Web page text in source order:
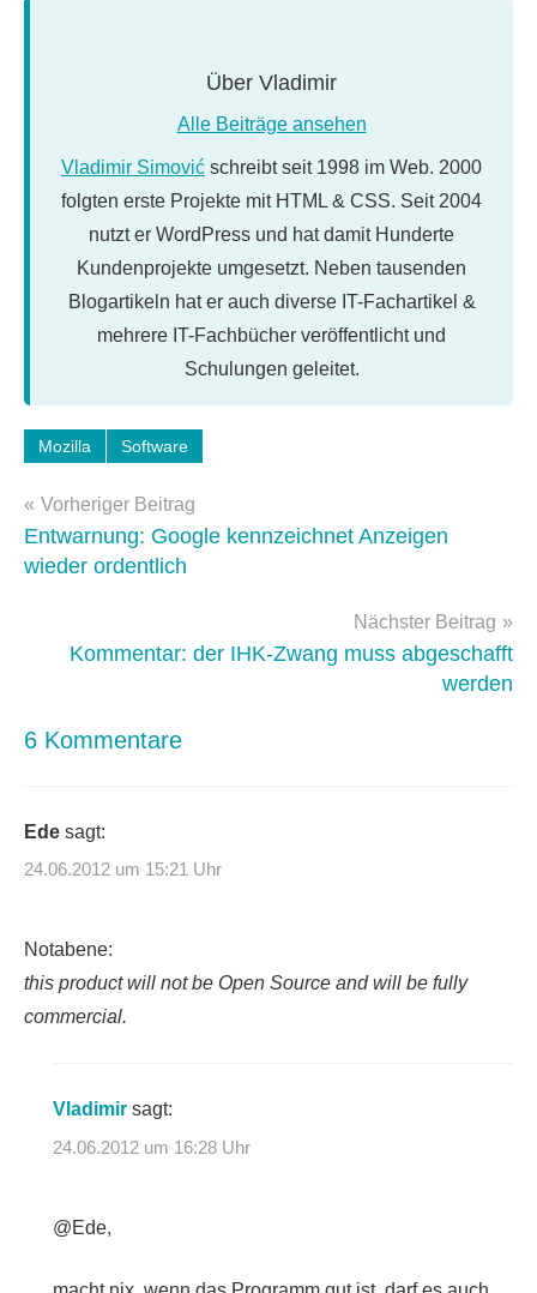
Über Vladimir
Alle Beiträge ansehen
Vladimir Simović schreibt seit 1998 im Web. 2000
folgten erste Projekte mit HTML & CSS. Seit 2004
nutzt er WordPress und hat damit Hunderte
Kundenprojekte umgesetzt. Neben tausenden
Blogartikeln hat er auch diverse IT-Fachartikel &
mehrere IT-Fachbücher veröffentlicht und
Schulungen geleitet.
Schlagwörter:
books
Mozilla Software
Beitragsnavigation
Vorheriger Beitrag
Entwarnung: Google kennzeichnet Anzeigen
wieder ordentlich
Nächster Beitrag
Kommentar: der IHK-Zwang muss abgeschafft
werden
6 Kommentare
Ede sagt:
24.06.2012 um 15:21 Uhr
Notabene:
this product will not be Open Source and will be fully
commercial.
Vladimir sagt:
24.06.2012 um 16:28 Uhr
@Ede,